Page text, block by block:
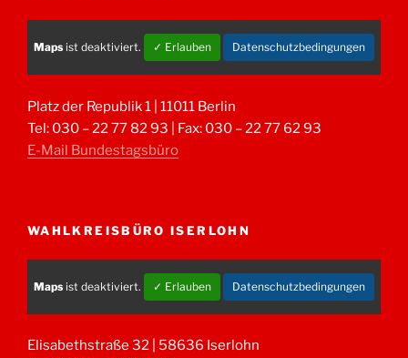
Maps ist deaktiviert. ✓ Erlauben Datenschutzbedingungen
Platz der Republik 1 | 11011 Berlin
Tel: 030 – 22 77 82 93 | Fax: 030 – 22 77 62 93
E-Mail Bundestagsbüro
WAHLKREISBÜRO ISERLOHN
Maps ist deaktiviert. ✓ Erlauben Datenschutzbedingungen
Elisabethstraße 32 | 58636 Iserlohn